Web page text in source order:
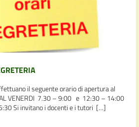
il seguente orario di apertura al
VENERDI 7.30 – 9:00 e 12:30 – 14:00
Si invitano i docenti e i tutori […]